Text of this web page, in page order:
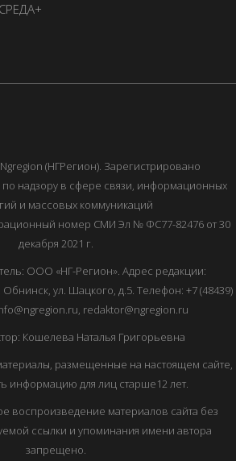
(НГРегион). Зарегистрировано
надзору в сфере связи, информационных
и массовых коммуникаций
номер СМИ Эл № ФС77-82476 от 30
декабря 2021 г.
ООО «НГ-Регион». Адрес редакции:
Обнинск, ул. Шацкого, д.5. Телефон: +7 (48439)
redaktor@ngregion.ru
Кошелева Наталья Григорьевна
размещенные на настоящем сайте,
информацию для лиц старше12 лет.
воспроизведение материалов сайта без
ссылки и упоминания имени автора
запрещено.